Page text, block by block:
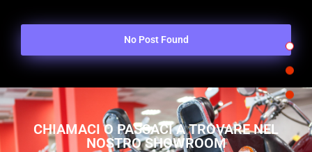
No Post Found
CHIAMACI O PASSACI A TROVARE NEL
NOSTRO SHOWROOM